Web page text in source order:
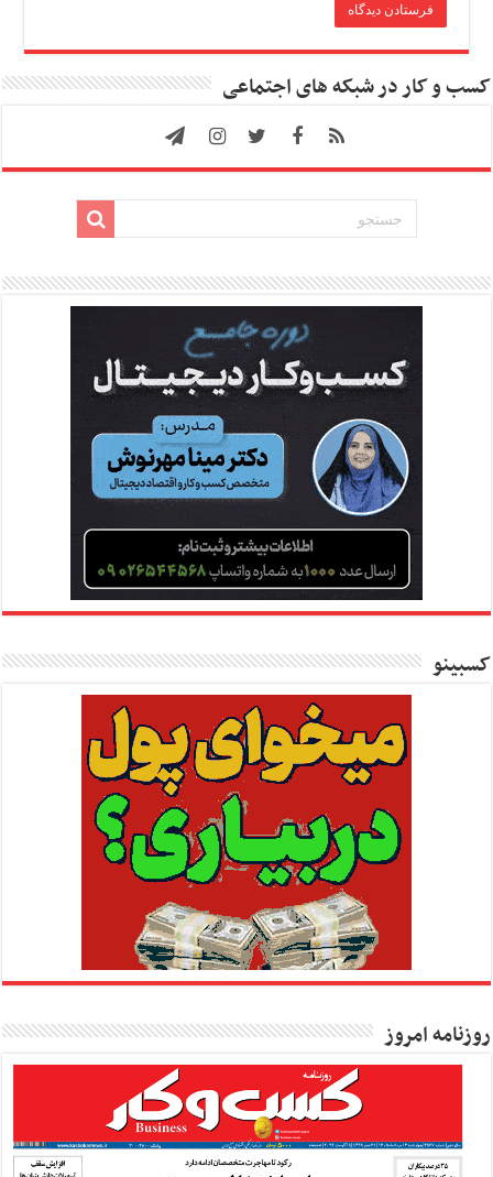
کسب و کار در شبکه های اجتماعی
کسبینو
روزنامه امروز